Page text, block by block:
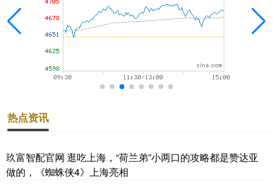
热点资讯
玖富智配官网 逛吃上海，“荷兰弟”小两口的攻略都是赞达亚
做的，《蜘蛛侠4》上海亮相